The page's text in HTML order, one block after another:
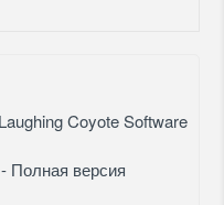
Coyote Software
Полная версия